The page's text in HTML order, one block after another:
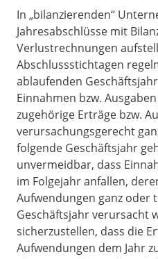
In „bilanzierenden“
Jahresabschlüsse mit
Verlustrechnungen
Abschlussstichtagen
ablaufenden
Einnahmen bzw.
zugehörige Erträge bzw.
verursachungsgerecht
folgende Geschäftsjahr
unvermeidbar, dass
im Folgejahr anfallen,
Aufwendungen ganz oder
Geschäftsjahr verursacht
sicherzustellen, dass die
Aufwendungen dem Jahr